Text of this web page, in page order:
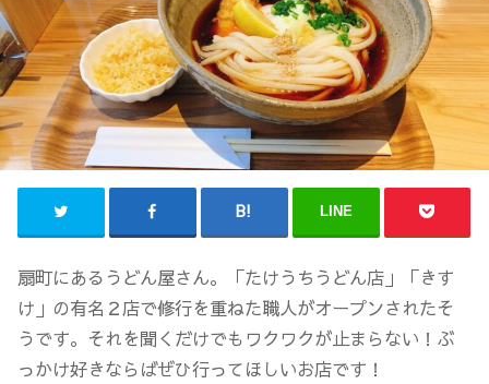
LINE
扇町にあるうどん屋さん。「たけうちうどん店」「きす
け」の有名２店で修行を重ねた職人がオープンされたそ
うです。それを聞くだけでもワクワクが止まらない！ぶ
っかけ好きならばぜひ行ってほしいお店です！